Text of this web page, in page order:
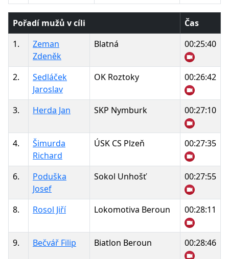
Pořadí mužů v cíli
Čas
1.
Zeman
Zdeněk
Blatná 00:25:40
2.
Sedláček
Jaroslav
OK Roztoky 00:26:42
3. Herda Jan SKP Nymburk 00:27:10
4.
Šimurda
Richard
ÚSK CS Plzeň 00:27:35
6.
Poduška
Josef
Sokol Unhošť 00:27:55
8. Rosol Jiří Lokomotiva Beroun 00:28:11
9. Bečvář Filip Biatlon Beroun 00:28:46